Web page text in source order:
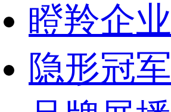
瞪羚企业
隐形冠军